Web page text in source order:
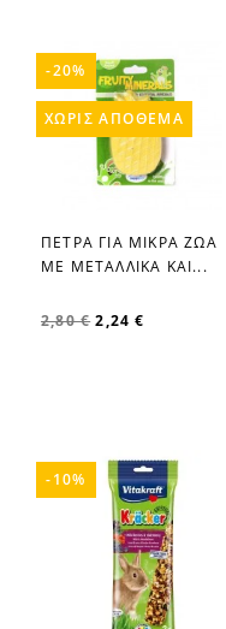
favorite_border
ΠΕΤΡΑ ΓΙΑ ΜΙΚΡΑ ΖΩΑ
ΜΕ ΜΕΤΑΛΛΙΚΑ ΚΑΙ...
2,80 € 2,24 €
-20%
ΧΩΡΊΣ ΑΠΌΘΕΜΑ
-10%